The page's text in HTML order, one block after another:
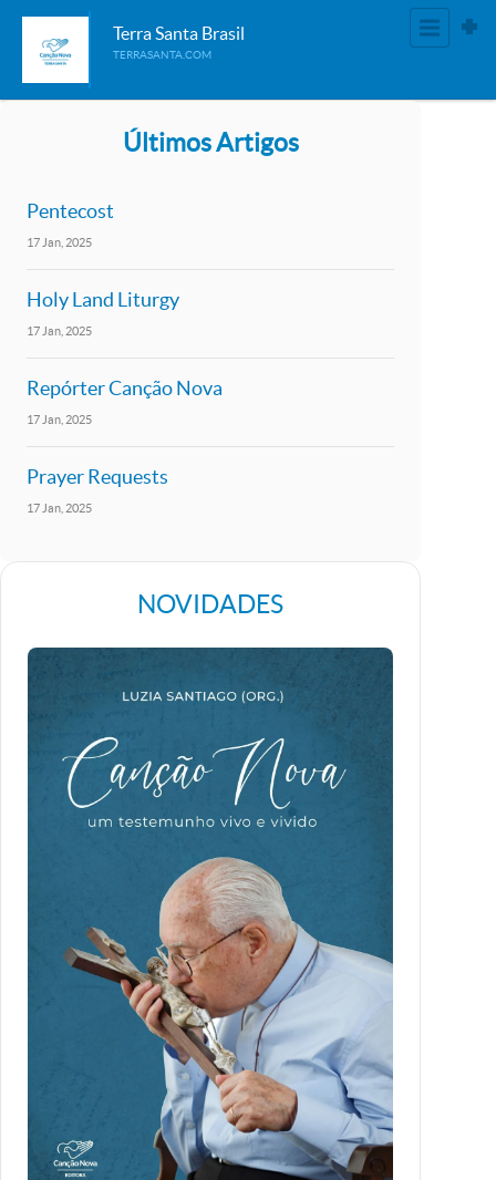
Terra Santa Brasil
TERRASANTA.COM
Últimos Artigos
Pentecost
17 Jan 2025
Holy Land Liturgy
17 Jan 2025
Repórter Canção Nova
17 Jan 2025
Prayer Requests
17 Jan 2025
NOVIDADES